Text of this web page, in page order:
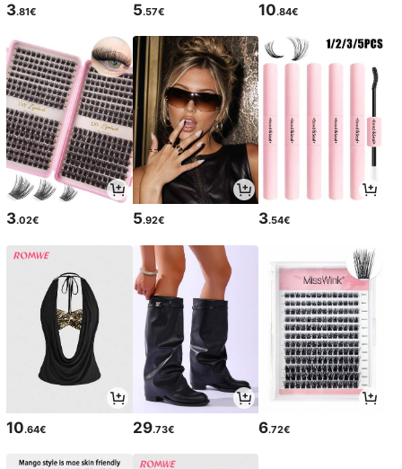
3.81€ 5.57€ 10.84€
3.02€ 5.92€ 3.54€
10.64€ 29.73€ 6.72€